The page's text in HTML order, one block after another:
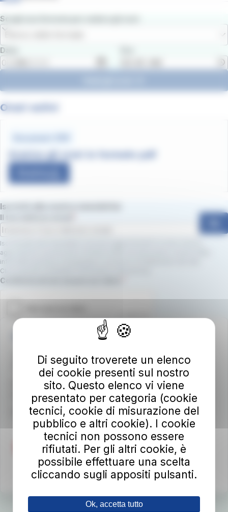
Scegli una fermata per vedere gli orari
Data
Orari estivi
Scarica gli orari in formato pdf
Iscriviti alla nostra newsletter
Il tuo indirizzo email
Iscrivendoti alla newsletter, riceverai aggiornamenti su nuovi servizi,
agevolazioni e promozioni. Dichiari inoltre di avere preso visione della
informativa privacy e di prestare il consenso al trattamento dei dati.
Clicca qui per consultare l’informativa sulla privacy.
Campo obbligatorio
Conferma di non essere un robot.
Autolinee Toscane S.p.A.
Viale del Progresso n. 6
50032 Borgo San Lorenzo (FI)
Partita IVA 02194050486
autolineetoscane@pec.it
Per info e reclamiat-bus.it/parlaconat
Di seguito troverete un elenco
dei cookie presenti sul nostro
sito. Questo elenco vi viene
presentato per categoria (cookie
tecnici, cookie di misurazione del
pubblico e altri cookie). I cookie
tecnici non possono essere
rifiutati. Per gli altri cookie, è
possibile effettuare una scelta
cliccando sugli appositi pulsanti.
Ok, accetta tutto